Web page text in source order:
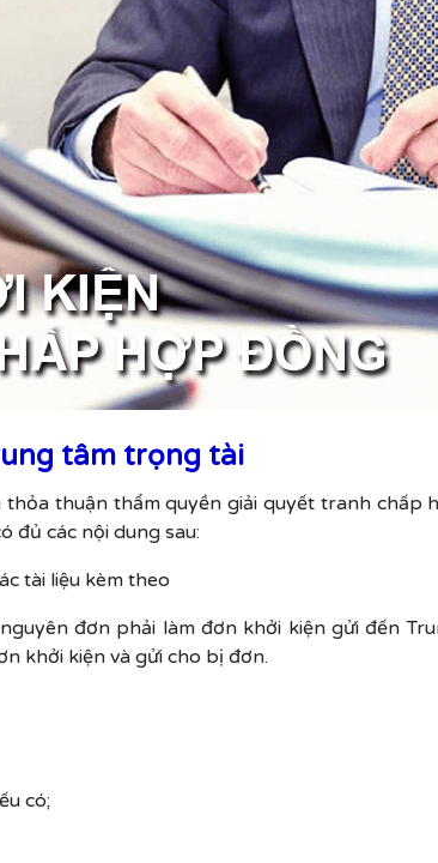
tâm trọng tài
thuận thẩm quyền giải quyết tranh
đủ các nội dung sau:
tài liệu kèm theo
đơn phải làm đơn khởi kiện gửi đến
khởi kiện và gửi cho bị đơn.
có;